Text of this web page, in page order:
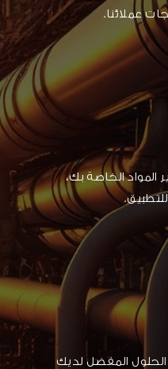
عملائنا.
الخاصة بك،
المفضل لديك